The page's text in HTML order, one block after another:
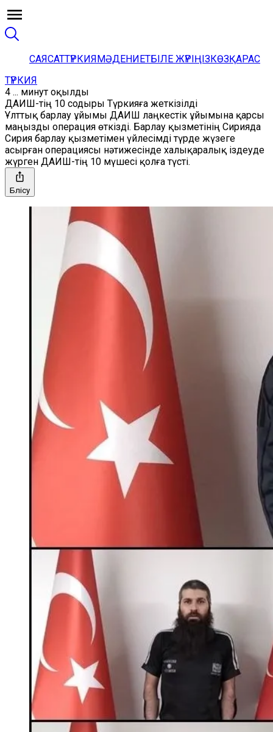
САЯСАТТҮРКИЯМӘДЕНИЕТБІЛЕ ЖҮРІҢІЗКӨЗҚАРАС
ТҮРКИЯ
4 ... минут оқылды
ДАИШ-тің 10 содыры Түркияға жеткізілді
Ұлттық барлау ұйымы ДАИШ лаңкестік ұйымына қарсы
маңызды операция өткізді. Барлау қызметінің Сирияда
Сирия барлау қызметімен үйлесімді түрде жүзеге
асырған операциясы нәтижесінде халықаралық іздеуде
жүрген ДАИШ-тің 10 мүшесі қолға түсті.
Бөлісу